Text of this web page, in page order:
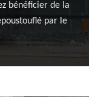
bénéficier de la
par le